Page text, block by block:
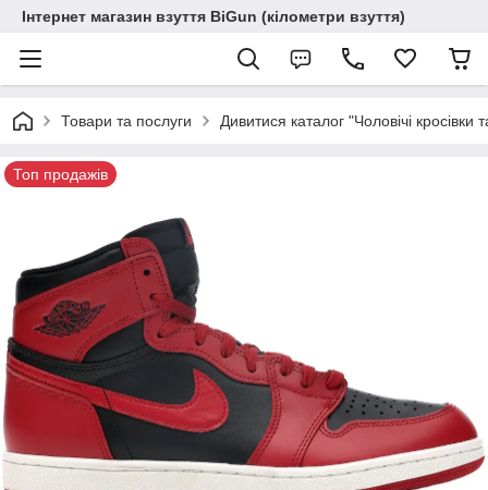
Інтернет магазин взуття BiGun (кілометри взуття)
Товари та послуги Дивитися каталог "Чоловічі кросівки
Топ продажів